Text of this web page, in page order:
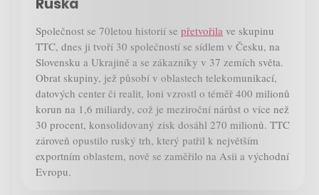
Společnost se 70letou historií se přetvořila ve skupinu
TTC, dnes ji tvoří 30 společností se sídlem v Česku, na
Slovensku a Ukrajině a se zákazníky v 37 zemích světa.
Obrat skupiny, jež působí v oblastech telekomunikací,
datových center či realit, loni vzrostl o téměř 400 milionů
korun na 1,6 miliardy, což je meziroční nárůst o více než
30 procent, konsolidovaný zisk dosáhl 270 milionů. TTC
zároveň opustilo ruský trh, který patřil k největším
exportním oblastem, nově se zaměřilo na Asii a východní
Evropu.